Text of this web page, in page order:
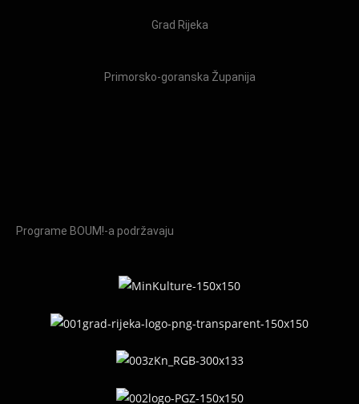
Grad Rijeka
Primorsko-goranska Županija
Programe BOUM!-a podržavaju